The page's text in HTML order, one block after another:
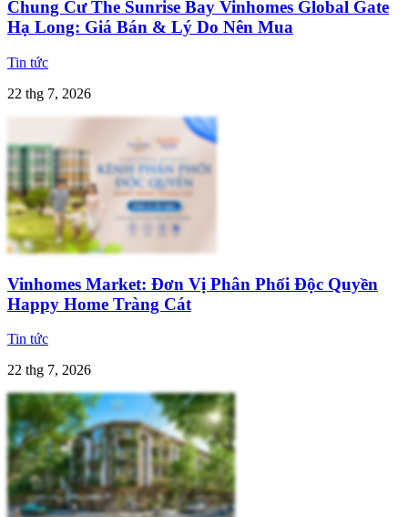
Chung Cư The Sunrise Bay Vinhomes Global Gate
Hạ Long: Giá Bán & Lý Do Nên Mua
Tin tức
22 thg 7, 2026
Vinhomes Market: Đơn Vị Phân Phối Độc Quyền
Happy Home Tràng Cát
Tin tức
22 thg 7, 2026